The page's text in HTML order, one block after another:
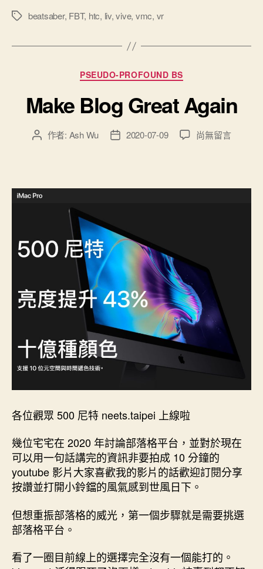
標
beatsaber, FBT, htc, liv,vive, vmc, vr
分
類
PSEUDO-PROFOUND BS
Make Blog Great Again
文 作者: Ash Wu
文
日
2020-07-09
在
Again〉
尚無留言
各位觀眾 500 尼特 neets.taipei 上線啦
幾位宅宅在 2020 年討論部落格平台，並對於現在
可以用一句話講完的資訊非要拍成 10 分鐘的
youtube 影片大家喜歡我的影片的話歡迎訂閱分享
按讚並打開小鈴鐺的風氣感到世風日下。
但想重振部落格的威光，第一個步驟就是需要挑選
部落格平台。
看了一圈目前線上的選擇完全沒有一個能打的。